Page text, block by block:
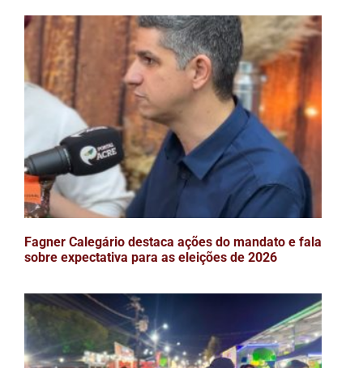
Fagner Calegário destaca ações do mandato e fala
sobre expectativa para as eleições de 2026